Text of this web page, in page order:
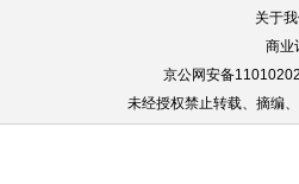
关于
商业
京公网安备
未经授权禁止转载、摘编